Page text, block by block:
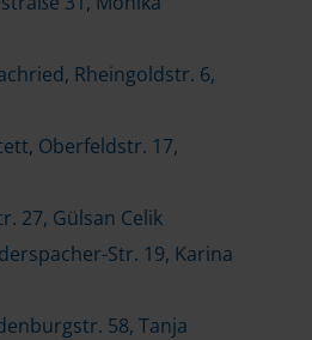
Rheingoldstr. 6,
Oberfeldstr. 17,
27, Gülsan Celik
Str. 19, Karina
58, Tanja